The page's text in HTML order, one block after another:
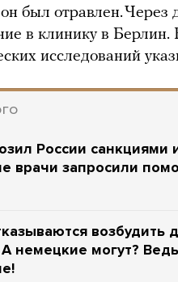
был отравлен. Через
в клинику в Берлин.
исследований
России санкциями
врачи запросили
возбудить
немецкие могут?